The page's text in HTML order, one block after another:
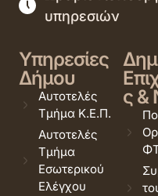
υπηρεσιών
Υπηρεσίες
Δήμου
Αυτοτελές
Τμήμα Κ.Ε.Π.
Αυτοτελές
Τμήμα
Εσωτερικού
Ελέγχου
ς